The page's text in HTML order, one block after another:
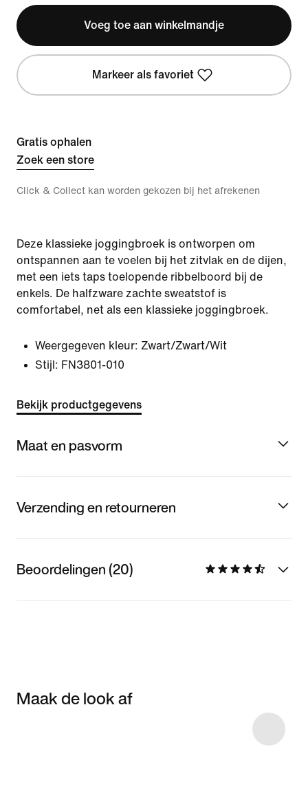
Voeg toe aan winkelmandje
Markeer als favoriet
Gratis ophalen
Zoek een store
Click & Collect kan worden gekozen bij het afrekenen
Deze klassieke joggingbroek is ontworpen om
ontspannen aan te voelen bij het zitvlak en de dijen,
met een iets taps toelopende ribbelboord bij de
enkels. De halfzware zachte sweatstof is
comfortabel, net als een klassieke joggingbroek.
Weergegeven kleur: Zwart/Zwart/Wit
Stijl: FN3801-010
Bekijk productgegevens
Maat en pasvorm
Verzending en retourneren
Beoordelingen (20)
Maak de look af